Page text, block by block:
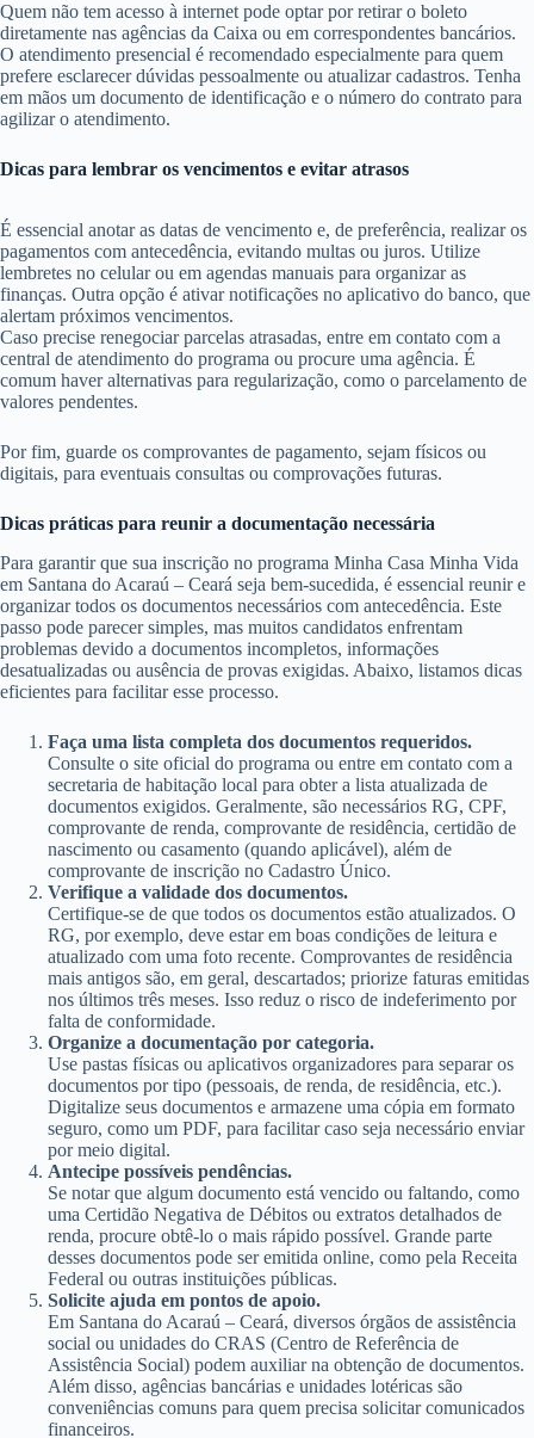
Quem não tem acesso à internet pode optar por retirar o boleto
diretamente nas agências da Caixa ou em correspondentes bancários.
O atendimento presencial é recomendado especialmente para quem
prefere esclarecer dúvidas pessoalmente ou atualizar cadastros. Tenha
em mãos um documento de identificação e o número do contrato para
agilizar o atendimento.
Dicas para lembrar os vencimentos e evitar atrasos
É essencial anotar as datas de vencimento e, de preferência, realizar os
pagamentos com antecedência, evitando multas ou juros. Utilize
lembretes no celular ou em agendas manuais para organizar as
finanças. Outra opção é ativar notificações no aplicativo do banco, que
alertam próximos vencimentos.
Caso precise renegociar parcelas atrasadas, entre em contato com a
central de atendimento do programa ou procure uma agência. É
comum haver alternativas para regularização, como o parcelamento de
valores pendentes.
Por fim, guarde os comprovantes de pagamento, sejam físicos ou
digitais, para eventuais consultas ou comprovações futuras.
Dicas práticas para reunir a documentação necessária
Para garantir que sua inscrição no programa Minha Casa Minha Vida
em Santana do Acaraú – Ceará seja bem-sucedida, é essencial reunir e
organizar todos os documentos necessários com antecedência. Este
passo pode parecer simples, mas muitos candidatos enfrentam
problemas devido a documentos incompletos, informações
desatualizadas ou ausência de provas exigidas. Abaixo, listamos dicas
eficientes para facilitar esse processo.
Faça uma lista completa dos documentos requeridos.
Consulte o site oficial do programa ou entre em contato com a
secretaria de habitação local para obter a lista atualizada de
documentos exigidos. Geralmente, são necessários RG, CPF,
comprovante de renda, comprovante de residência, certidão de
nascimento ou casamento (quando aplicável), além de
comprovante de inscrição no Cadastro Único.
Verifique a validade dos documentos.
Certifique-se de que todos os documentos estão atualizados. O
RG, por exemplo, deve estar em boas condições de leitura e
atualizado com uma foto recente. Comprovantes de residência
mais antigos são, em geral, descartados; priorize faturas emitidas
nos últimos três meses. Isso reduz o risco de indeferimento por
falta de conformidade.
Organize a documentação por categoria.
Use pastas físicas ou aplicativos organizadores para separar os
documentos por tipo (pessoais, de renda, de residência, etc.).
Digitalize seus documentos e armazene uma cópia em formato
seguro, como um PDF, para facilitar caso seja necessário enviar
por meio digital.
Antecipe possíveis pendências.
Se notar que algum documento está vencido ou faltando, como
uma Certidão Negativa de Débitos ou extratos detalhados de
renda, procure obtê-lo o mais rápido possível. Grande parte
desses documentos pode ser emitida online, como pela Receita
Federal ou outras instituições públicas.
Solicite ajuda em pontos de apoio.
Em Santana do Acaraú – Ceará, diversos órgãos de assistência
social ou unidades do CRAS (Centro de Referência de
Assistência Social) podem auxiliar na obtenção de documentos.
Além disso, agências bancárias e unidades lotéricas são
conveniências comuns para quem precisa solicitar comunicados
financeiros.